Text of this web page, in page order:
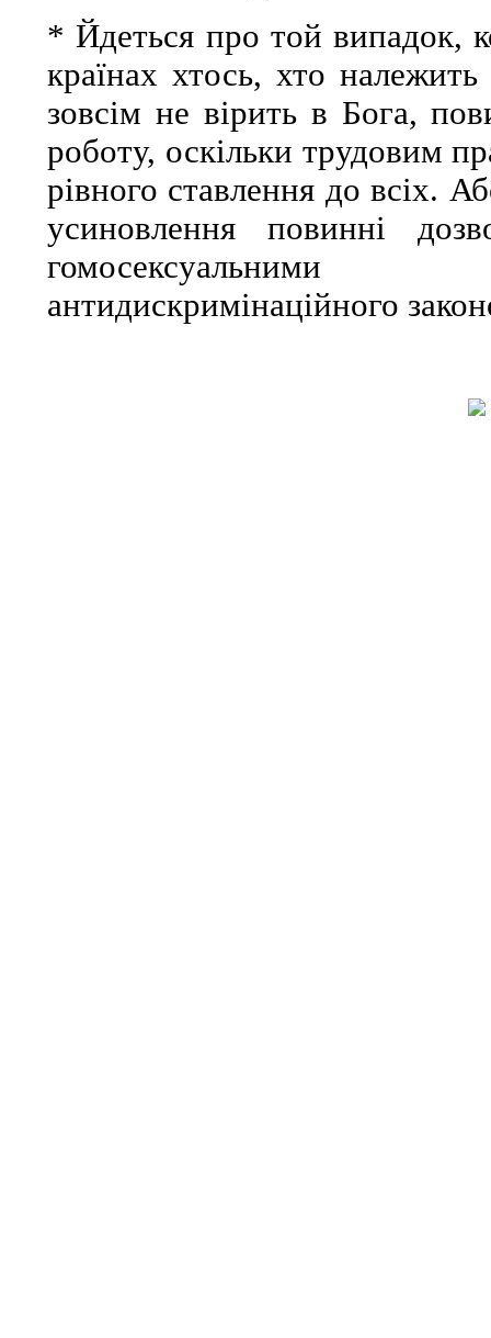
* Йдеться про той випадок,
країнах хтось, хто
зовсім не вірить в Бога,
роботу, оскільки трудовим
рівного ставлення до всіх.
усиновлення повинні
антидискримінаційного